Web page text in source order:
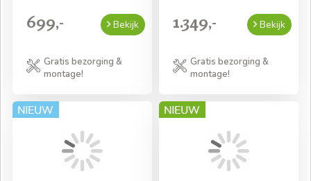
699,- Bekijk
Gratis bezorging &
montage!
1.349,- Bekijk
Gratis bezorging &
montage!